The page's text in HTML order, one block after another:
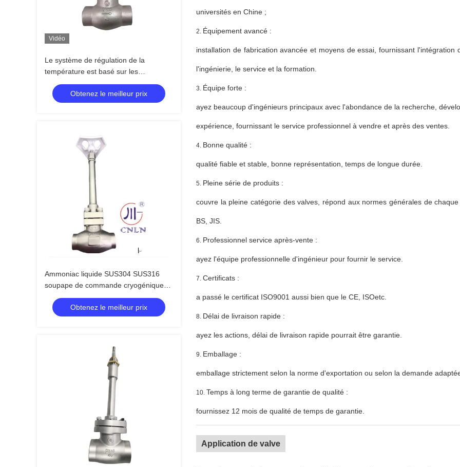
Vidéo
Le système de régulation de la
température est basé sur les
caractéristiques suivantes:
Obtenez le meilleur prix
Ammoniac liquide SUS304 SUS316
soupape de commande cryogénique
PN40 -196~+80°C
Obtenez le meilleur prix
universités en Chine ;
2. Équipement avancé :
installation de fabrication avancée et moyens de essai, fournissant
l'ingénierie, le service et la formation.
3. Équipe forte :
ayez beaucoup d'ingénieurs principaux avec l'abondance de la recherche,
expérience, fournissant le service professionnel à vendre et après des ventes.
4. Bonne qualité :
qualité fiable et stable, bonne représentation, temps de longue durée.
5. Pleine série de produits :
couvre la pleine catégorie des valves, répond aux normes générales de
BS, JIS.
6. Professionnel service après-vente :
ayez l'équipe professionnelle d'ingénieur pour fournir le service.
7. Certificats :
a passé le certificat ISO9001 aussi bien que le CE, ISOetc.
8. Délai de livraison rapide :
ayez les actions, délai de livraison rapide pourrait être garantie.
9. Emballage :
emballage strictement selon la norme d'exportation ou selon la demande
10. Temps à long terme de garantie de qualité :
fournissez 12 mois de qualité de temps de garantie.
Application de valve